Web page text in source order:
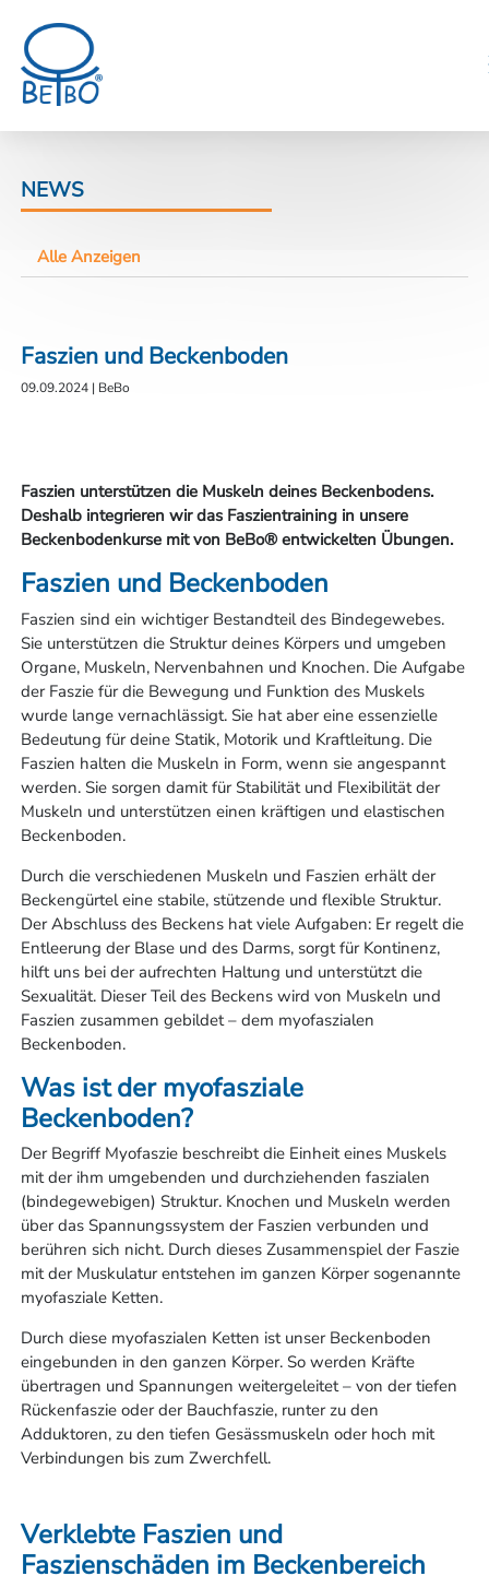
NEWS
Alle Anzeigen
Faszien und Beckenboden
09.09.2024| BeBo
Faszien unterstützen die Muskeln deines Beckenbodens.
Deshalb integrieren wir das Faszientraining in unsere
Beckenbodenkurse mit von BeBo® entwickelten Übungen.
Faszien und Beckenboden
Faszien sind ein wichtiger Bestandteil des Bindegewebes.
Sie unterstützen die Struktur deines Körpers und umgeben
Organe, Muskeln, Nervenbahnen und Knochen. Die Aufgabe
der Faszie für die Bewegung und Funktion des Muskels
wurde lange vernachlässigt. Sie hat aber eine essenzielle
Bedeutung für deine Statik, Motorik und Kraftleitung. Die
Faszien halten die Muskeln in Form, wenn sie angespannt
werden. Sie sorgen damit für Stabilität und Flexibilität der
Muskeln und unterstützen einen kräftigen und elastischen
Beckenboden.
Durch die verschiedenen Muskeln und Faszien erhält der
Beckengürtel eine stabile, stützende und flexible Struktur.
Der Abschluss des Beckens hat viele Aufgaben: Er regelt die
Entleerung der Blase und des Darms, sorgt für Kontinenz,
hilft uns bei der aufrechten Haltung und unterstützt die
Sexualität. Dieser Teil des Beckens wird von Muskeln und
Faszien zusammen gebildet – dem myofaszialen
Beckenboden.
Was ist der myofasziale
Beckenboden?
Der Begriff Myofaszie beschreibt die Einheit eines Muskels
mit der ihm umgebenden und durchziehenden faszialen
(bindegewebigen) Struktur. Knochen und Muskeln werden
über das Spannungssystem der Faszien verbunden und
berühren sich nicht. Durch dieses Zusammenspiel der Faszie
mit der Muskulatur entstehen im ganzen Körper sogenannte
myofasziale Ketten.
Durch diese myofaszialen Ketten ist unser Beckenboden
eingebunden in den ganzen Körper. So werden Kräfte
übertragen und Spannungen weitergeleitet – von der tiefen
Rückenfaszie oder der Bauchfaszie, runter zu den
Adduktoren, zu den tiefen Gesässmuskeln oder hoch mit
Verbindungen bis zum Zwerchfell.
Verklebte Faszien und
Faszienschäden im Beckenbereich